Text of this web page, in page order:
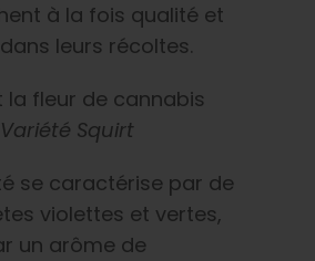
à la fois qualité et
leurs récoltes.
Variété Squirt
se caractérise par de
violettes et vertes,
un arôme de